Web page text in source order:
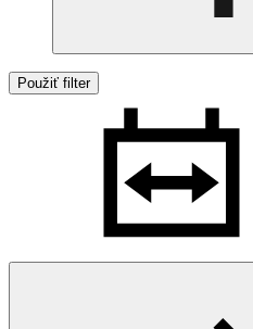
Použiť filter